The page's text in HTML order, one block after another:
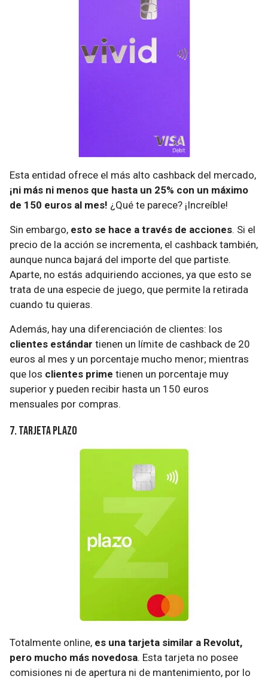
Esta entidad ofrece el más alto cashback del mercado,
¡ni más ni menos que hasta un 25% con un máximo
de 150 euros al mes! ¿Qué te parece? ¡Increíble!
Sin embargo, esto se hace a través de acciones. Si el
precio de la acción se incrementa, el cashback también,
aunque nunca bajará del importe del que partiste.
Aparte, no estás adquiriendo acciones, ya que esto se
trata de una especie de juego, que permite la retirada
cuando tu quieras.
Además, hay una diferenciación de clientes: los
clientes estándar tienen un límite de cashback de 20
euros al mes y un porcentaje mucho menor; mientras
que los clientes prime tienen un porcentaje muy
superior y pueden recibir hasta un 150 euros
mensuales por compras.
7. Tarjeta Plazo
Totalmente online, es una tarjeta similar a Revolut,
pero mucho más novedosa. Esta tarjeta no posee
comisiones ni de apertura ni de mantenimiento, por lo